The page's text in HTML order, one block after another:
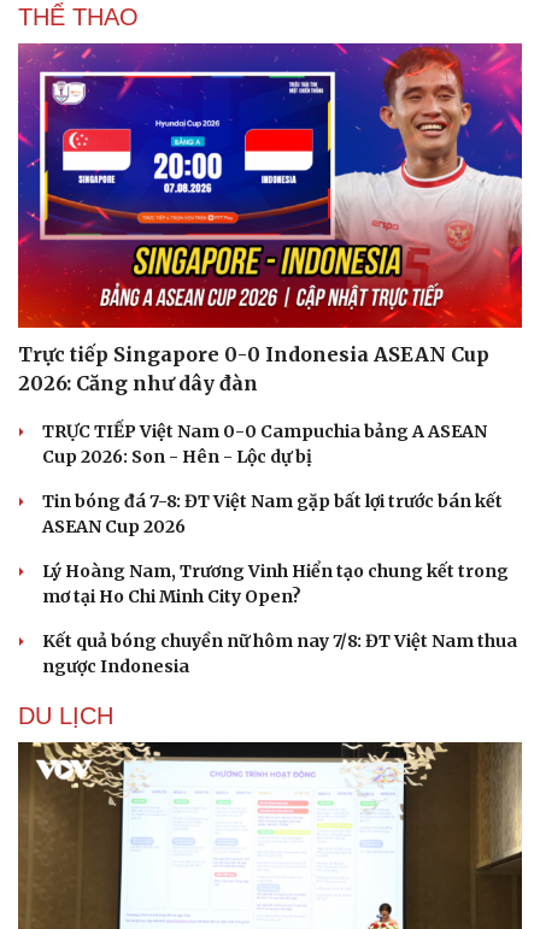
THỂ THAO
Trực tiếp Singapore 0-0 Indonesia ASEAN Cup
2026: Căng như dây đàn
TRỰC TIẾP Việt Nam 0-0 Campuchia bảng A ASEAN
Cup 2026: Son - Hên - Lộc dự bị
Tin bóng đá 7-8: ĐT Việt Nam gặp bất lợi trước bán kết
ASEAN Cup 2026
Lý Hoàng Nam, Trương Vinh Hiển tạo chung kết trong
mơ tại Ho Chi Minh City Open?
Kết quả bóng chuyền nữ hôm nay 7/8: ĐT Việt Nam thua
ngược Indonesia
DU LỊCH